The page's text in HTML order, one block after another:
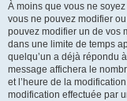
À moins que vous ne
vous ne pouvez modifier
pouvez modifier un de vos
dans une limite de temps
quelqu’un a déjà répondu
message affichera le
et l’heure de la
modification effectuée par